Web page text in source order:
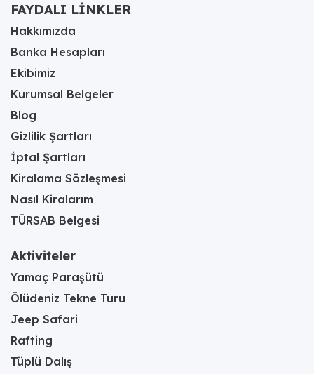
FAYDALI LİNKLER
Hakkımızda
Banka Hesapları
Ekibimiz
Kurumsal Belgeler
Blog
Gizlilik Şartları
İptal Şartları
Kiralama Sözleşmesi
Nasıl Kiralarım
TÜRSAB Belgesi
Aktiviteler
Yamaç Paraşütü
Ölüdeniz Tekne Turu
Jeep Safari
Rafting
Tüplü Dalış